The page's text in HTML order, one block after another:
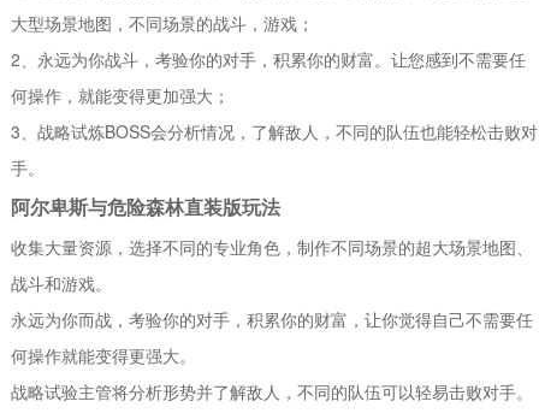
大型场景地图，不同场景的战斗，游戏；
2、永远为你战斗，考验你的对手，积累你的财富。让您感到不需要任
何操作，就能变得更加强大；
3、战略试炼BOSS会分析情况，了解敌人，不同的队伍也能轻松击败对
手。
阿尔卑斯与危险森林直装版玩法
收集大量资源，选择不同的专业角色，制作不同场景的超大场景地图、
战斗和游戏。
永远为你而战，考验你的对手，积累你的财富，让你觉得自己不需要任
何操作就能变得更强大。
战略试验主管将分析形势并了解敌人，不同的队伍可以轻易击败对手。